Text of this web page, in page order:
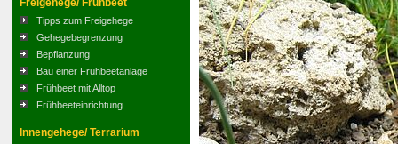
Freigehege/ Frühbeet
Tipps zum Freigehege
Gehegebegrenzung
Bepflanzung
Bau einer Frühbeetanlage
Frühbeet mit Alltop
Frühbeeteinrichtung
Innengehege/ Terrarium